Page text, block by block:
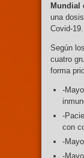
Mundial
una
Covid-19.
Según
cuatro
forma
-
-
con
-
-